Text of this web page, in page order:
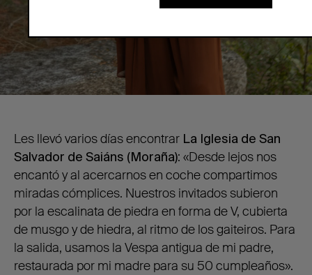
Les llevó varios días encontrar La Iglesia de San
Salvador de Saiáns (Moraña): «Desde lejos nos
encantó y al acercarnos en coche compartimos
miradas cómplices. Nuestros invitados subieron
por la escalinata de piedra en forma de V, cubierta
de musgo y de hiedra, al ritmo de los gaiteiros. Para
la salida, usamos la Vespa antigua de mi padre,
restaurada por mi madre para su 50 cumpleaños».